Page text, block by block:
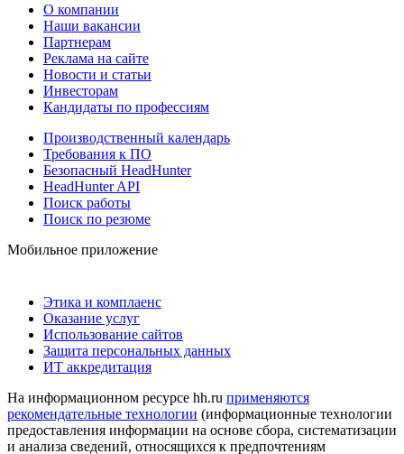
О компании
Наши вакансии
Партнерам
Реклама на сайте
Новости и статьи
Инвесторам
Кандидаты по профессиям
Производственный календарь
Требования к ПО
Безопасный HeadHunter
HeadHunter API
Поиск работы
Поиск по резюме
Мобильное приложение
Этика и комплаенс
Оказание услуг
Использование сайтов
Защита персональных данных
ИТ аккредитация
На информационном ресурсе hh.ru применяются
рекомендательные технологии (информационные технологии
предоставления информации на основе сбора, систематизации
и анализа сведений, относящихся к предпочтениям